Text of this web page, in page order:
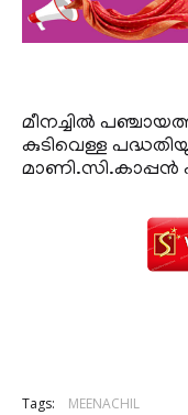
മീനച്ചില്‍
കുടിവെള്ള
Tags: MEENACHIL